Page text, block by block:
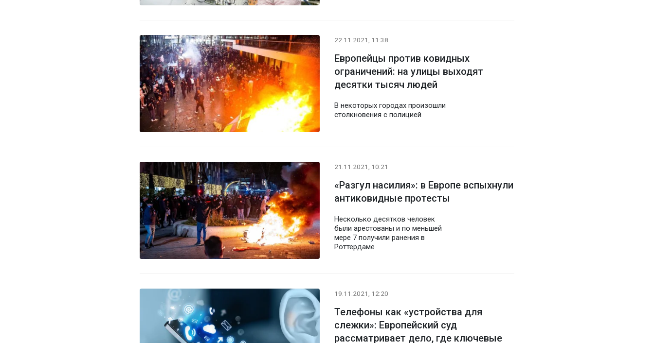
22.11.2021, 11:38
Европейцы против ковидных
ограничений: на улицы выходят
десятки тысяч людей
В некоторых городах произошли
столкновения с полицией
21.11.2021, 10:21
«Разгул насилия»: в Европе вспыхнули
антиковидные протесты
Несколько десятков человек
были арестованы и по меньшей
мере 7 получили ранения в
Роттердаме
19.11.2021, 12:20
Телефоны как «устройства для
слежки»: Европейский суд
рассматривает дело, где ключевые